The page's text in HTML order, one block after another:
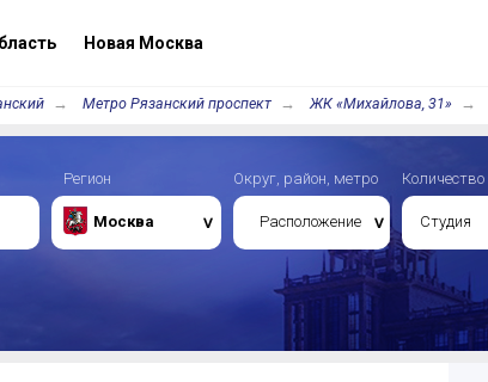
Новая Москва
Метро Рязанский проспект ЖК «Михайлова, 31»
Регион
Москва
Округ, район, метро
Расположение Студия